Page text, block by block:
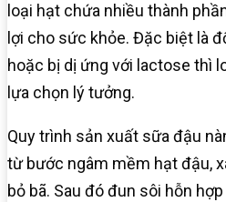
loại hạt chứa nhiều thành
lợi cho sức khỏe. Đặc biệt là
hoặc bị dị ứng với lactose thì
lựa chọn lý tưởng.
Quy trình sản xuất sữa đậu
từ bước ngâm mềm hạt đậu,
bỏ bã. Sau đó đun sôi hỗn